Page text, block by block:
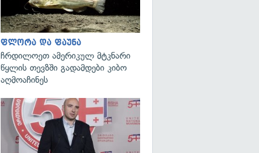
ფლორა და ფაუნა
ჩრდილოეთ ამერიკულ მტკნარი
წყლის თევზში გადამდები კიბო
აღმოაჩინეს